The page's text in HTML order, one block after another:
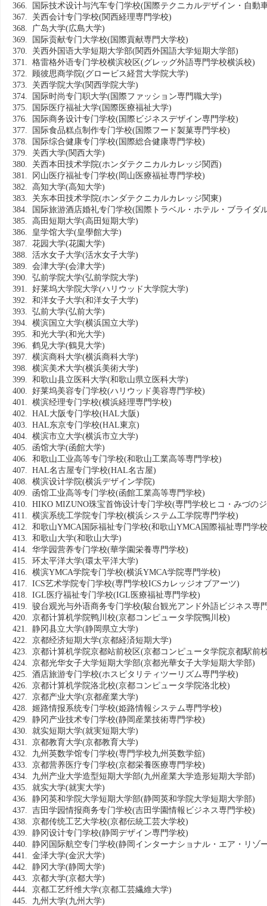
366. 国际技术设计与汽车专门学校(国際テクニカルデザイン・自動
367. 关西会计专门学校(関西経理専門学校)
368. 广岛大学(広島大学)
369. 国际贡献专门大学校(国際貢献専門大学校)
370. 关西外国语大学短期大学部(関西外国語大学短期大学部)
371. 格雷格外语专门学校横滨校区(グレッグ外語専門学校横浜校)
372. 顾彼思商学院(グロービス経営大学院大学)
373. 关西学院大学(関西学院大学)
374. 国际时尚专门职大学(国際ファッション専門職大学)
375. 国际医疗福祉大学(国際医療福祉大学)
376. 国际商务设计专门学校(国際ビジネスデザイン専門学校)
377. 国际食品糕点制作专门学校(国際フード製菓専門学校)
378. 国际综合健康专门学校(国際総合健康専門学校)
379. 关西大学(関西大学)
380. 关西本田技术学院(ホンダテクニカルカレッジ関西)
381. 冈山医疗福祉专门学校(岡山医療福祉専門学校)
382. 高知大学(高知大学)
383. 关东本田技术学院(ホンダテクニカルカレッジ関東)
384. 国际旅游酒店婚礼专门学校(国際トラベル・ホテル・ブライダ
385. 高田短期大学(高田短期大学)
386. 皇学馆大学(皇學館大学)
387. 花园大学(花園大学)
388. 活水女子大学(活水女子大学)
389. 会津大学(会津大学)
390. 弘前学院大学(弘前学院大学)
391. 好莱坞大学院大学(ハリウッド大学院大学)
392. 和洋女子大学(和洋女子大学)
393. 弘前大学(弘前大学)
394. 横滨国立大学(横浜国立大学)
395. 和光大学(和光大学)
396. 鹤见大学(鶴見大学)
397. 横滨商科大学(横浜商科大学)
398. 横滨美术大学(横浜美術大学)
399. 和歌山县立医科大学(和歌山県立医科大学)
400. 好莱坞美容专门学校(ハリウッド美容専門学校)
401. 横滨经理专门学校(横浜経理専門学校)
402. HAL大阪专门学校(HAL大阪)
403. HAL东京专门学校(HAL東京)
404. 横滨市立大学(横浜市立大学)
405. 函馆大学(函館大学)
406. 和歌山工业高等专门学校(和歌山工業高等専門学校)
407. HAL名古屋专门学校(HAL名古屋)
408. 横滨设计学院(横浜デザイン学院)
409. 函馆工业高等专门学校(函館工業高等専門学校)
410. HIKO MIZUNO珠宝首饰设计专门学校(専門学校ヒコ・みづの
411. 横滨系统工学院专门学校(横浜システム工学院専門学校)
412. 和歌山YMCA国际福祉专门学校(和歌山YMCA国際福祉専門学
413. 和歌山大学(和歌山大学)
414. 华学园营养专门学校(華学園栄養専門学校)
415. 环太平洋大学(環太平洋大学)
416. 横滨YMCA学院专门学校(横浜YMCA学院専門学校)
417. ICS艺术学院专门学校(専門学校ICSカレッジオブアーツ)
418. IGL医疗福祉专门学校(IGL医療福祉専門学校)
419. 骏台观光与外语商务专门学校(駿台観光アンド外語ビジネス専
420. 京都计算机学院鸭川校(京都コンピュータ学院鴨川校)
421. 静冈县立大学(静岡県立大学)
422. 京都经济短期大学(京都経済短期大学)
423. 京都计算机学院京都站前校区(京都コンピュータ学院京都駅前
424. 京都光华女子大学短期大学部(京都光華女子大学短期大学部)
425. 酒店旅游专门学校(ホスピタリティツーリズム専門学校)
426. 京都计算机学院洛北校(京都コンピュータ学院洛北校)
427. 京都产业大学(京都産業大学)
428. 姬路情报系统专门学校(姫路情報システム専門学校)
429. 静冈产业技术专门学校(静岡産業技術専門学校)
430. 就实短期大学(就実短期大学)
431. 京都教育大学(京都教育大学)
432. 九州英数学馆专门学校(専門学校九州英数学舘)
433. 京都营养医疗专门学校(京都栄養医療専門学校)
434. 九州产业大学造型短期大学部(九州産業大学造形短期大学部)
435. 就实大学(就実大学)
436. 静冈英和学院大学短期大学部(静岡英和学院大学短期大学部)
437. 吉田学园情报商务专门学校(吉田学園情報ビジネス専門学校)
438. 京都传统工艺大学校(京都伝統工芸大学校)
439. 静冈设计专门学校(静岡デザイン専門学校)
440. 静冈国际航空专门学校(静岡インターナショナル・エア・リゾ
441. 金泽大学(金沢大学)
442. 静冈大学(静岡大学)
443. 京都大学(京都大学)
444. 京都工艺纤维大学(京都工芸繊維大学)
445. 九州大学(九州大学)